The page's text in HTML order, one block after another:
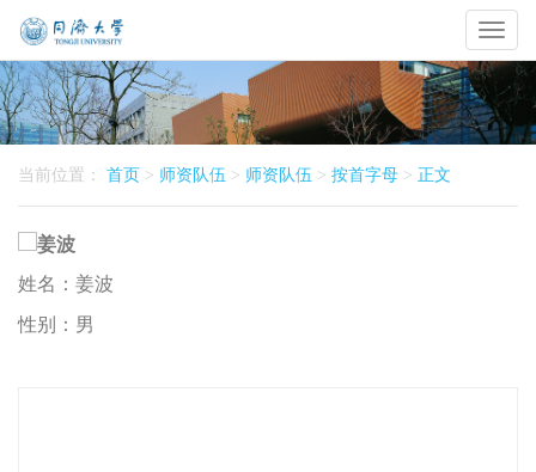
Toggle
当前位置： 首页 > 师资队伍 > 师资队伍 > 按首字母 > 正文
姓名： 姜波
性别： 男